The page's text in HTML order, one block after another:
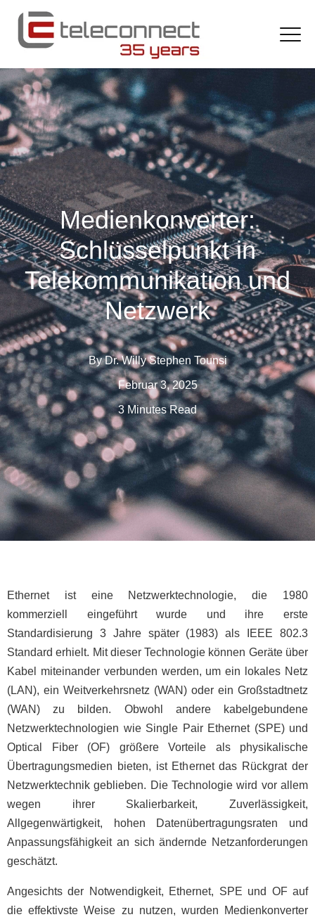
Medienkonverter:
Schlüsselpunkt in
Telekommunikation und
Netzwerk
ByDr. Willy Stephen Tounsi
Februar 3, 2025
3 Minutes Read
Ethernet ist eine Netzwerktechnologie, die 1980
kommerziell eingeführt wurde und ihre erste
Standardisierung 3 Jahre später (1983) als IEEE 802.3
Standard erhielt. Mit dieser Technologie können Geräte über
Kabel miteinander verbunden werden, um ein lokales Netz
(LAN), ein Weitverkehrsnetz (WAN) oder ein Großstadtnetz
(WAN) zu bilden. Obwohl andere kabelgebundene
Netzwerktechnologien wie Single Pair Ethernet (SPE) und
Optical Fiber (OF) größere Vorteile als physikalische
Übertragungsmedien bieten, ist Ethernet das Rückgrat der
Netzwerktechnik geblieben. Die Technologie wird vor allem
wegen ihrer Skalierbarkeit, Zuverlässigkeit,
Allgegenwärtigkeit, hohen Datenübertragungsraten und
Anpassungsfähigkeit an sich ändernde Netzanforderungen
geschätzt.
Angesichts der Notwendigkeit, Ethernet, SPE und OF auf
die effektivste Weise zu nutzen, wurden Medienkonverter